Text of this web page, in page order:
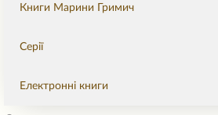
Книги Марини Гримич
Серії
Електронні книги